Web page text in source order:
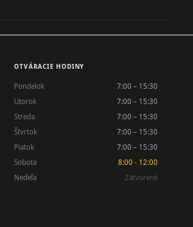
OTVÁRACIE HODINY
Pondelok
7:00 – 15:30
Utorok
7:00 – 15:30
Streda
7:00 – 15:30
Štvrtok
7:00 – 15:30
Piatok
7:00 – 15:30
Sobota
8:00 - 12:00
Nedeľa
Zatvorené